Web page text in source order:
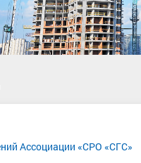
Ассоциации «СРО «СГС»